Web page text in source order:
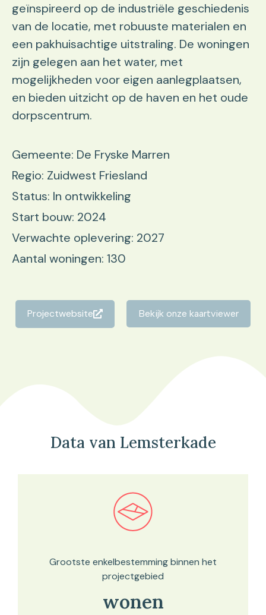
geïnspireerd op de industriële geschiedenis
van de locatie, met robuuste materialen en
een pakhuisachtige uitstraling. De woningen
zijn gelegen aan het water, met
mogelijkheden voor eigen aanlegplaatsen,
en bieden uitzicht op de haven en het oude
dorpscentrum.
Gemeente: De Fryske Marren
Regio: Zuidwest Friesland
Status: In ontwikkeling
Start bouw: 2024
Verwachte oplevering: 2027
Aantal woningen: 130
Projectwebsite Bekijk onze kaartviewer
Data van Lemsterkade
Bekijk in onze kaartviewer
Grootste enkelbestemming binnen het
projectgebied
wonen